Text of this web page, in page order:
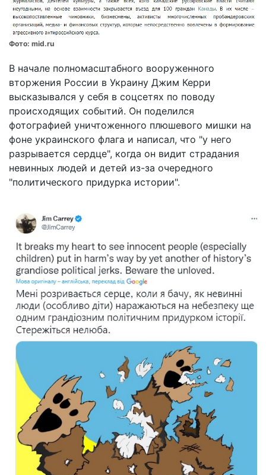
Фото: mid.ru
В начале полномасштабного вооруженного
вторжения России в Украину Джим Керри
высказывался у себя в соцсетях по поводу
происходящих событий. Он поделился
фотографией уничтоженного плюшевого мишки на
фоне украинского флага и написал, что "у него
разрывается сердце", когда он видит страдания
невинных людей и детей из-за очередного
"политического придурка истории".